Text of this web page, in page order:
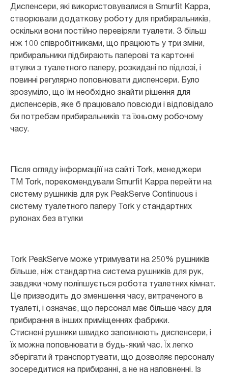
Диспенсери, які використовувалися в Smurfit Kappa,
створювали додаткову роботу для прибиральників,
оскільки вони постійно перевіряли туалети. З більш
ніж 100 співробітниками, що працюють у три зміни,
прибиральники підбирають паперові та картонні
втулки з туалетного паперу, розкидані по підлозі, і
повинні регулярно поповнювати диспенсери. Було
зрозуміло, що їм необхідно знайти рішення для
диспенсерів, яке б працювало повсюди і відповідало
би потребам прибиральників та їхньому робочому
часу.
Після огляду інформаціїї на сайті Tork, менеджери
ТМ Tork, порекомендували Smurfit Kappa перейти на
систему рушників для рук PeakServe Continuous і
систему туалетного паперу Tork у стандартних
рулонах без втулки
Tork PeakServe може утримувати на 250% рушників
більше, ніж стандартна система рушників для рук,
завдяки чому поліпшується робота туалетних кімнат.
Це призводить до зменшення часу, витраченого в
туалеті, і означає, що персонал має більше часу для
прибирання в інших приміщеннях фабрики.
Стиснені рушники швидко заповнюють диспенсери, і
їх можна поповнювати в будь-який час. Їх легко
зберігати й транспортувати, що дозволяє персоналу
зосередитися на прибиранні, а не на наповненні. Із